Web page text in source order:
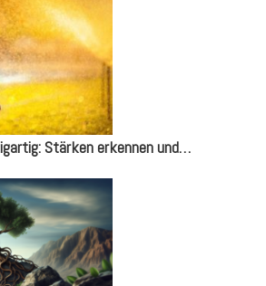
Stärken erkennen und…